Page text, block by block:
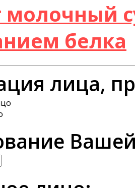
молочный
белка
лица,